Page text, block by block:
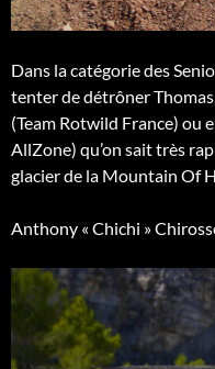
Dans la catégorie des
tenter de détrôner
(Team Rotwild France) ou
AllZone) qu’on sait très
glacier de la Mountain Of
Anthony « Chichi »